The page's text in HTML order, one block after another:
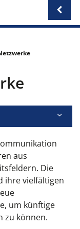
aus
Die
ihre vielfältigen
um künftige
zu können.